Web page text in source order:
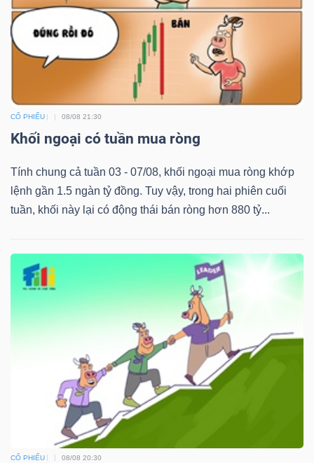
CỔ PHIẾU 08/08 21:30
Khối ngoại có tuần mua ròng
Tính chung cả tuần 03 - 07/08, khối ngoại mua ròng khớp
lệnh gần 1.5 ngàn tỷ đồng. Tuy vậy, trong hai phiên cuối
tuần, khối này lại có động thái bán ròng hơn 880 tỷ...
CỔ PHIẾU 08/08 20:30